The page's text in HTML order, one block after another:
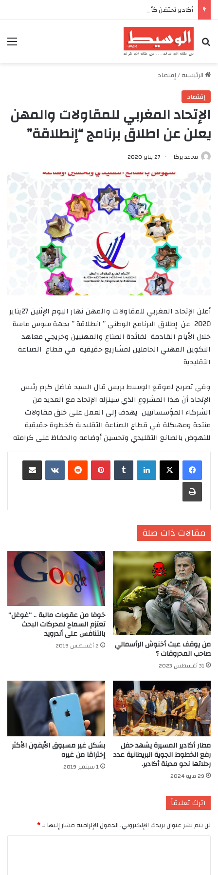
بحث عن
الرئيسية/إقتصاد
إقتصاد
الإتحاد المغربي للمقاولات والمهن
يعلن عن اطلاق برنامج “إنطلاقة”
محمد بركا 27 يناير 2020
أعلن الإتحاد المغربي للمقاولات والمهن نهار اليوم الإثنين 27يناير
2020 عن إطلاق البرنامج الوطني ” انطلاقة ” بجهة سوس ماسة
خلال الأيام القادمة لفائدة الصناع والمهنيين وخريجي معاهد
التكوين المهني الحاملين لمشاريع حقيقية في قطاع الصناعة
التقليدية
وفي تصريح لموقع الوسيط بريس قال السيد فاضل كرم رئيس
الإتحاد أن هذا المشروع الذي سينزله الإتحاد مع العديد من
الشركاء المؤسساتيين يهدف إلى العمل على خلق مقاولات
منتجة ومهيكلة في قطاع الصناعة التقليدية كخطوة حقيقية
للنهوض بالصانع التقليدي وتحسين أوضاعه والحفاظ على كرامته
لينكدإن بينتيريست
طباعة
مقالات ذات صلة
من يوقف عبث أخنوش الرأسمالي
صاحب المحروقات ؟
31 أغسطس 2023
خوفا من عقوبات مالية .. “غوغل”
تعتزم السماح لمحركات البحث
بالتنافس على أندرويد
2 أغسطس 2019
مطار أكادير المسيرة يشهد حفل
رفع الخطوط الجوية البريطانية عدد
رحلاتها نحو مدينة أكادير.
29 مايو 2024
بشكل غير مسبوق الأيفون الأكثر
إختراقا من غيره
1 سبتمبر 2019
اترك تعليقاً
لن يتم نشر عنوان بريدك الإلكتروني.الحقول الإلزامية مشار إليها بـ*